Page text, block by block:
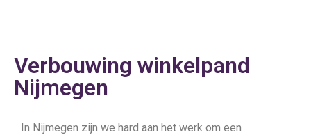
Verbouwing winkelpand
Nijmegen
In Nijmegen zijn we hard aan het werk om een